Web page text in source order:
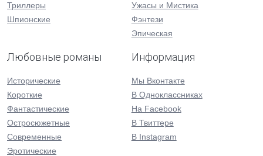
Триллеры
Шпионские
Ужасы и Мистика
Фэнтези
Эпическая
Любовные романы
Исторические
Короткие
Фантастические
Остросюжетные
Современные
Эротические
Информация
Мы Вконтакте
В Одноклассниках
На Facebook
В Твиттере
В Instagram